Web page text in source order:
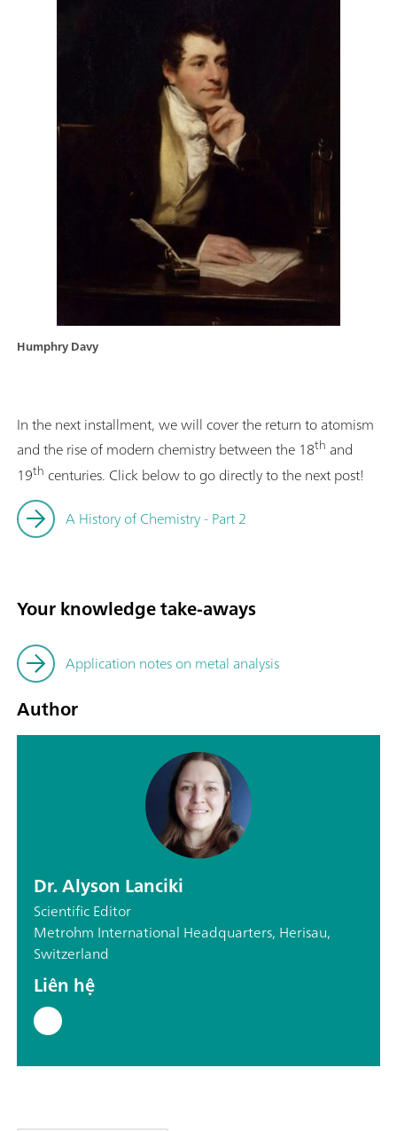
Humphry Davy
In the next installment, we will cover the return to atomism
and the rise of modern chemistry between the 18th and
19th centuries. Click below to go directly to the next post!
A History of Chemistry - Part 2
Your knowledge take-aways
Application notes on metal analysis
Author
Dr. Alyson Lanciki
Scientific Editor
Metrohm International Headquarters, Herisau,
Switzerland
Liên hệ